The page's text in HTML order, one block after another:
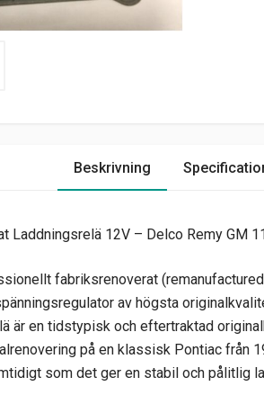
Beskrivning
Laddningsrelä 12V – Delco Remy GM
fabriksrenoverat
av högsta
är en tidstypisk och eftertraktad
på en klassisk Pontiac från
som det ger en stabil och pålitlig